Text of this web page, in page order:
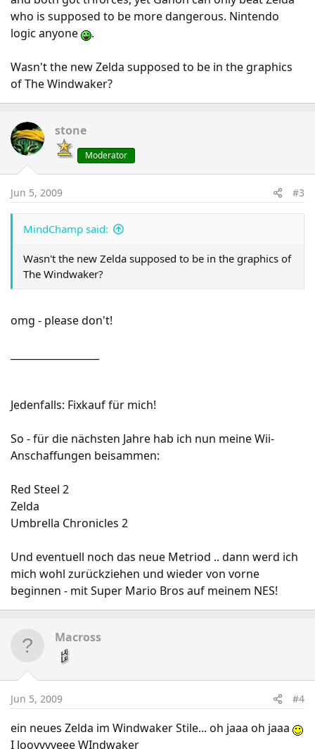
who is supposed to be more dangerous. Nintendo
logic anyone
.
Wasn't the new Zelda supposed to be in the graphics
of The Windwaker?
stone
Moderator
Jun 5, 2009 #3
MindChamp said:
Wasn't the new Zelda supposed to be in the graphics of
The Windwaker?
omg - please don't!
Jedenfalls: Fixkauf für mich!
So - für die nächsten Jahre hab ich nun meine Wii-
Anschaffungen beisammen:
Red Steel 2
Zelda
Umbrella Chronicles 2
Und eventuell noch das neue Metriod .. dann werd ich
mich wohl zurückziehen und wieder von vorne
beginnen - mit Super Mario Bros auf meinem NES!
Macross
Jun 5, 2009 #4
ein neues Zelda im Windwaker Stile... oh jaaa oh jaaa
I loovvvveee WIndwaker